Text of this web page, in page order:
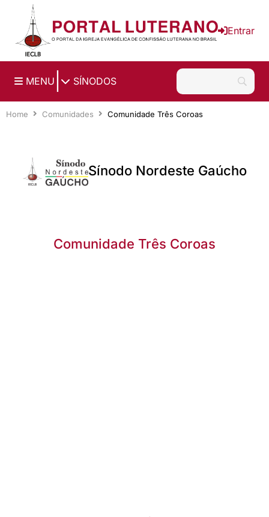
Ir para o conteúdo principal
Entrar
MENU SÍNODOS
Home Comunidades Comunidade Três Coroas
Sínodo Nordeste Gaúcho
Comunidade Três Coroas